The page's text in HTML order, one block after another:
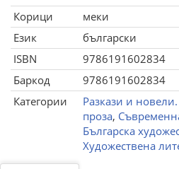
Корици
меки
Език
български
ISBN
9786191602834
Баркод
9786191602834
Категории
Разкази и
проза,
Българска
Художествена